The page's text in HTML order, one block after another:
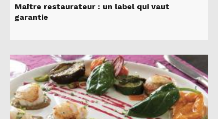
Maître restaurateur : un label qui vaut
garantie